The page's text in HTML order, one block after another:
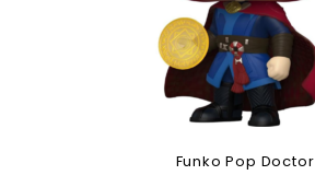
Funko Pop Doctor